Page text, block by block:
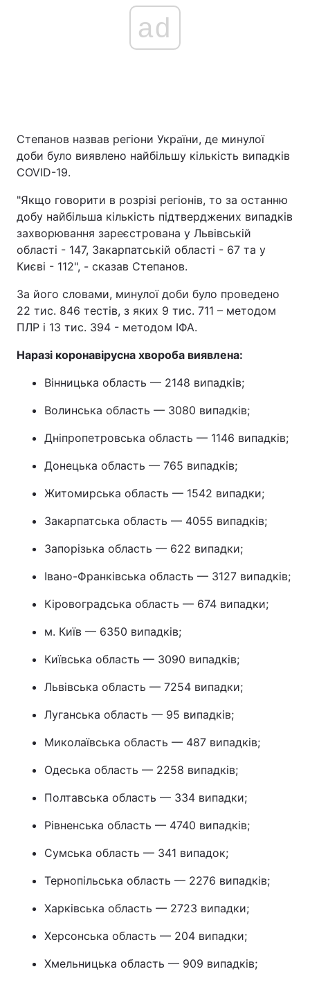
ad
Степанов назвав регіони України, де минулої
доби було виявлено найбільшу кількість випадків
COVID-19.
"Якщо говорити в розрізі регіонів, то за останню
добу найбільша кількість підтверджених випадків
захворювання зареєстрована у Львівській
області - 147, Закарпатській області - 67 та у
Києві - 112", - сказав Степанов.
За його словами, минулої доби було проведено
22 тис. 846 тестів, з яких 9 тис. 711 – методом
ПЛР і 13 тис. 394 - методом ІФА.
Наразі коронавірусна хвороба виявлена:
Вінницька область — 2148 випадків;
Волинська область — 3080 випадків;
Дніпропетровська область — 1146 випадків;
Донецька область — 765 випадків;
Житомирська область — 1542 випадки;
Закарпатська область — 4055 випадків;
Запорізька область — 622 випадки;
Івано-Франківська область — 3127 випадків;
Кіровоградська область — 674 випадки;
м. Київ — 6350 випадків;
Київська область — 3090 випадків;
Львівська область — 7254 випадки;
Луганська область — 95 випадків;
Миколаївська область — 487 випадків;
Одеська область — 2258 випадків;
Полтавська область — 334 випадки;
Рівненська область — 4740 випадків;
Сумська область — 341 випадок;
Тернопільська область — 2276 випадків;
Харківська область — 2723 випадки;
Херсонська область — 204 випадки;
Хмельницька область — 909 випадків;